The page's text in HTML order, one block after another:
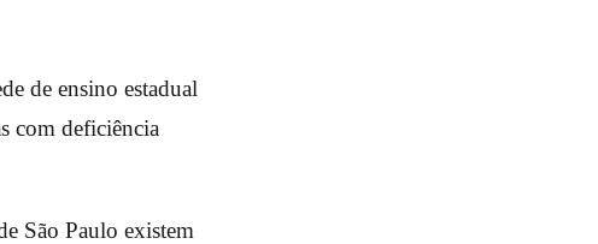
de ensino estadual
com deficiência
São Paulo existem